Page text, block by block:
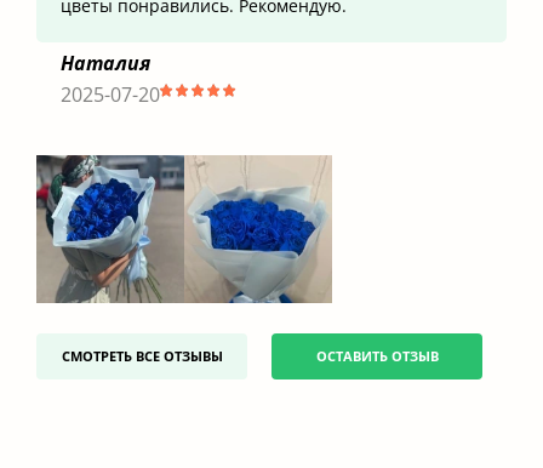
цветы понравились. Рекомендую.
Наталия
2025-07-20
СМОТРЕТЬ ВСЕ ОТЗЫВЫ ОСТАВИТЬ ОТЗЫВ